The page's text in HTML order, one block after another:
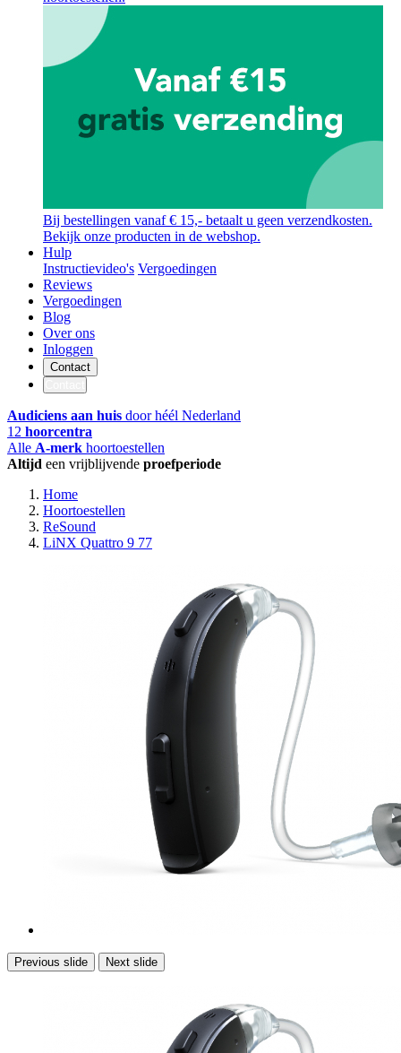
Bij bestellingen vanaf € 15,- betaalt u geen verzendkosten.
Bekijk onze producten in de webshop.
Hulp
Instructievideo's Vergoedingen
Reviews
Vergoedingen
Blog
Over ons
Inloggen
Contact
Audiciens aan huis door héél Nederland
12 hoorcentra
Alle A-merk hoortoestellen
Altijd een vrijblijvende proefperiode
Home
Hoortoestellen
ReSound
LiNX Quattro 9 77
Previous slide Next slide